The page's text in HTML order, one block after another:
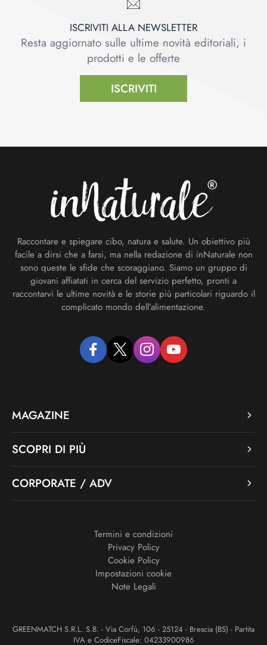
ISCRIVITI ALLA NEWSLETTER
Resta aggiornato sulle ultime novità editoriali, i
prodotti e le offerte
ISCRIVITI
Raccontare e spiegare cibo, natura e salute. Un obiettivo più
facile a dirsi che a farsi, ma nella redazione di inNaturale non
sono queste le sfide che scoraggiano. Siamo un gruppo di
giovani affiatati in cerca del servizio perfetto, pronti a
raccontarvi le ultime novità e le storie più particolari riguardo il
complicato mondo dell’alimentazione.
facebooktwitter instagramyoutube
MAGAZINE
SCOPRI DI PIÙ
CORPORATE / ADV
Termini e condizioni
Privacy Policy
Cookie Policy
Impostazioni cookie
Note Legali
GREENMATCH S.R.L. S.B. - Via Corfù, 106 - 25124 - Brescia (BS) - Partita
IVA e CodiceFiscale: 04233900986